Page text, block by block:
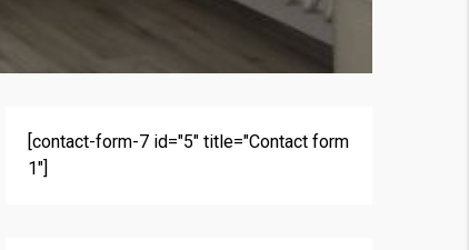
[contact-form-7 id="5" title="Contact form
1"]